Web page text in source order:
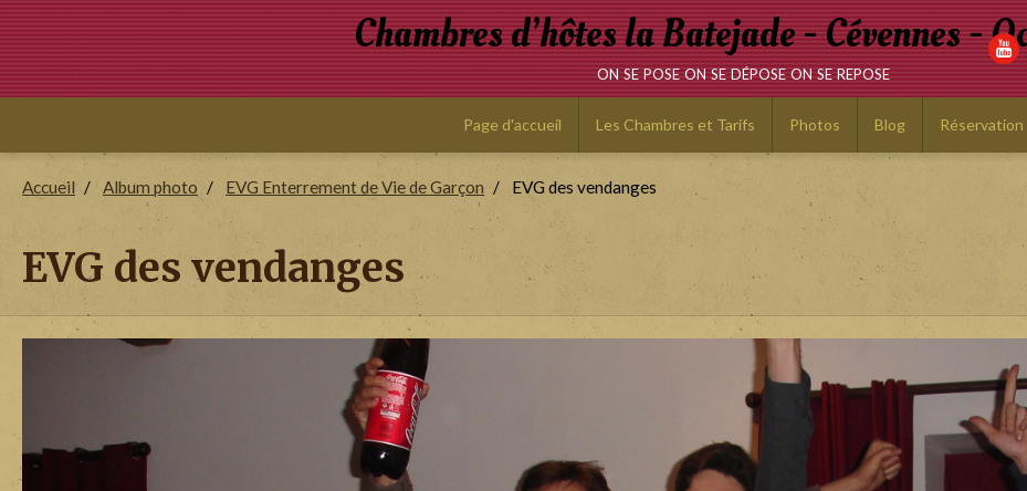
Chambres d’hôtes la Batejade - Cévennes -
on se pose on se dépose on se repose
Page d'accueil Les Chambres et Tarifs Photos Blog Réservation
Accueil Album photo EVG Enterrement de Vie de Garçon EVG des vendanges
EVG des vendanges